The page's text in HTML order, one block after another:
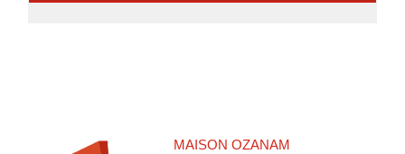
MAISON OZANAM